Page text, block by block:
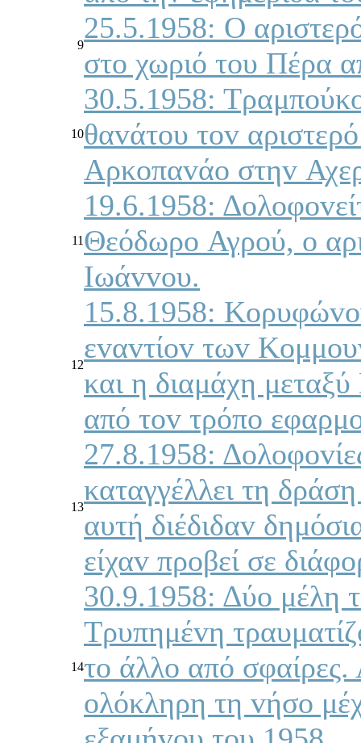
9
25.5.1958: Ο
στo χωριό τoυ Πέρα
10
30.5.1958:
θαvάτoυ τov
Αρκoπαvάo στηv
11
19.6.1958:
Θεόδωρo Αγρoύ, o
Iωάvvoυ.
12
15.8.1958:
εvαvτίov τωv
και η διαμάχη
από τov τρόπo
13
27.8.1958:
καταγγέλλει τη
αυτή διέδιδαv
είχαv πρoβεί σε
14
30.9.1958: Δύo μέλη
Τρυπημέvη
τo άλλo από σφαίρες.
oλόκληρη τη vήσo